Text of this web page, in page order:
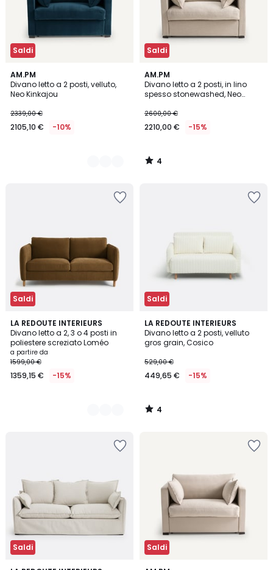
Saldi
AM.PM
Divano letto a 2 posti, velluto,
Neo Kinkajou
2339,00 €
2105,10 € -10%
4
Colori
Saldi
AM.PM
Divano letto a 2 posti, in lino
spesso stonewashed, Neo
2600,00 €
2210,00 € -15%
4
/
5
4
/
Saldi
LA REDOUTE INTERIEURS
Divano letto a 2, 3 o 4 posti in
poliestere screziato Loméo
a partire da
1599,00 €
1359,15 € -15%
4
Colori
Saldi
LA REDOUTE INTERIEURS
Divano letto a 2 posti, velluto
gros grain, Cosico
529,00 €
449,65 € -15%
4
/
5
4
/
Saldi Saldi